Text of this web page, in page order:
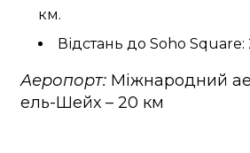
км.
Відстань до Soho Square:
Аеропорт: Міжнародний
ель-Шейх – 20 км